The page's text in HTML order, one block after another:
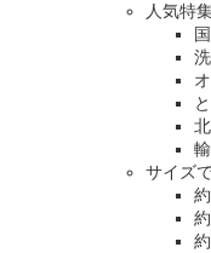
人気特
サイズ